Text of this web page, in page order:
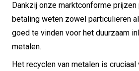
Dankzij onze marktconforme
betaling weten zowel particulieren
goed te vinden voor het duurzaam
metalen.
Het recyclen van metalen is cruciaal